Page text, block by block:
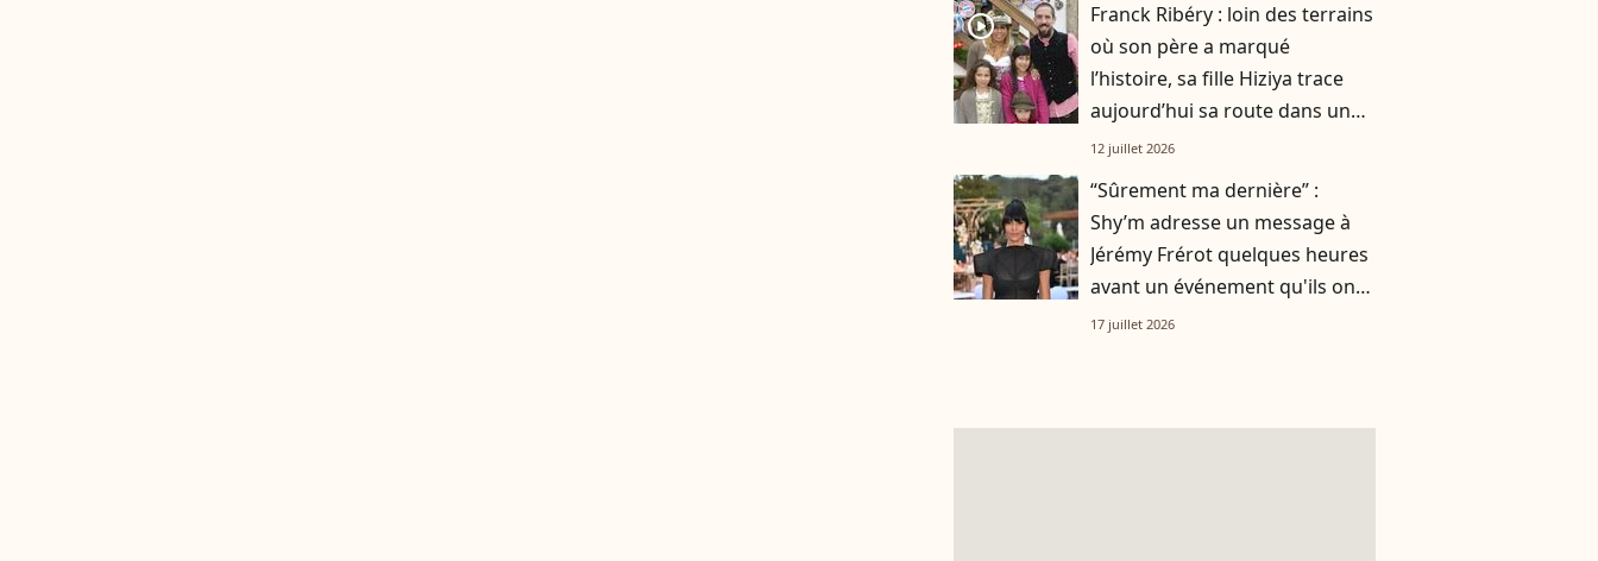
player2
Franck Ribéry : loin des terrains
où son père a marqué
l’histoire, sa fille Hiziya trace
aujourd’hui sa route dans un
tout autre univers
12 juillet 2026
“Sûrement ma dernière” :
Shy’m adresse un message à
Jérémy Frérot quelques heures
avant un événement qu'ils ont
vécu ensemble
17 juillet 2026